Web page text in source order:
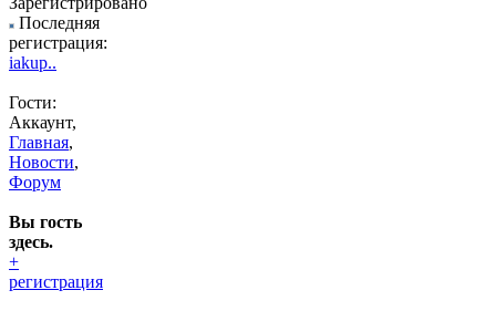
Последняя
регистрация:
iakup..
Гости:
Аккаунт,
Главная,
Новости,
Форум
Вы гость
здесь.
+
регистрация